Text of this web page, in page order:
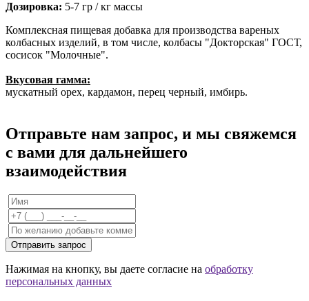
Дозировка: 5-7 гр / кг массы
Комплексная пищевая добавка для производства вареных
колбасных изделий, в том числе, колбасы "Докторская" ГОСТ,
сосисок "Молочные".
Вкусовая гамма:
мускатный орех, кардамон, перец черный, имбирь.
Отправьте нам запрос, и мы свяжемся
с вами для дальнейшего
взаимодействия
Отправить запрос
Нажимая на кнопку, вы даете согласие на обработку
персональных данных